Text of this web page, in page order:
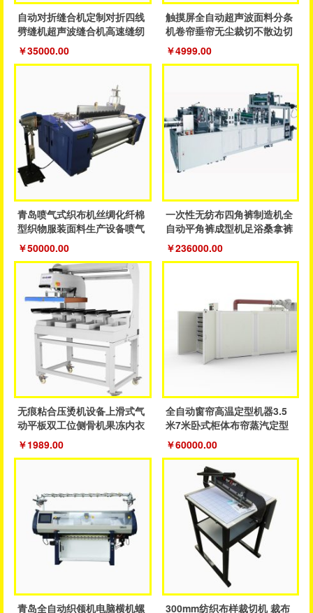
自动对折缝合机定制对折四线
劈缝机超声波缝合机高速缝纫
鞋服机
￥35000.00
触摸屏全自动超声波面料分条
机卷帘垂帘无尘裁切不散边切
割设备
￥4999.00
青岛喷气式织布机丝绸化纤棉
型织物服装面料生产设备喷气
织机
￥50000.00
一次性无纺布四角裤制造机全
自动平角裤成型机足浴桑拿裤
制造机器
￥236000.00
无痕粘合压烫机设备上滑式气
动平板双工位侧骨机果冻内衣
裤粘合机
￥1989.00
全自动窗帘高温定型机器3.5
米7米卧式柜体布帘蒸汽定型
成品帘
￥60000.00
青岛全自动织领机电脑横机螺 300mm纺织布样裁切机 裁布